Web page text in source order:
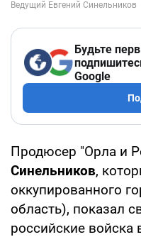
Будьте
Google
Продюсер "Орла и
Синельников,
оккупированного
область), показал
российские войска